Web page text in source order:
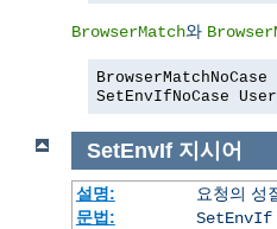
BrowserMatch와
SetEnvIfNoCase
SetEnvIf 지시어
설명:
요청의 성
문법:
SetEnvIf